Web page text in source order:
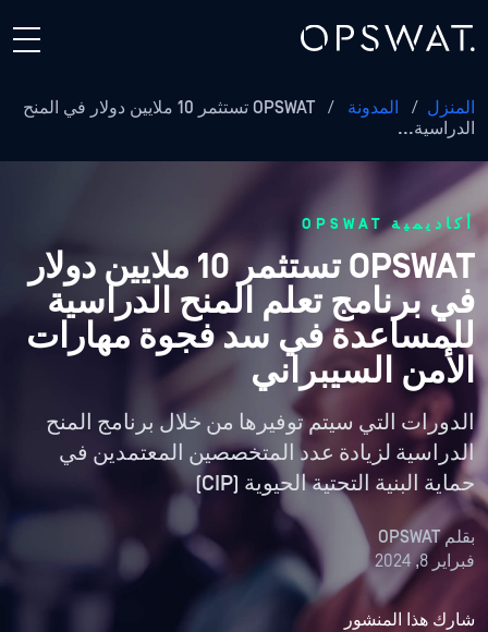
المنزل / المدونة /
OPSWAT تستثمر 10 ملايين دولار في المنح
الدراسية...
أكاديمية OPSWAT
OPSWAT تستثمر 10 ملايين دولار
في برنامج تعلم المنح الدراسية
للمساعدة في سد فجوة مهارات
الأمن السيبراني
الدورات التي سيتم توفيرها من خلال برنامج المنح
الدراسية لزيادة عدد المتخصصين المعتمدين في
حماية البنية التحتية الحيوية (CIP)
بقلمOPSWAT
فبراير 8, 2024
شارك هذا المنشور